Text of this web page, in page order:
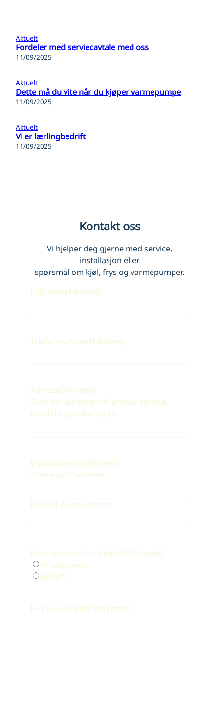
Aktuelt
Fordeler med serviecavtale med oss
11/09/2025
Aktuelt
Dette må du vite når du kjøper varmepumpe
11/09/2025
Aktuelt
Vi er lærlingbedrift
11/09/2025
Kontakt oss
Vi hjelper deg gjerne med service,
installasjon eller
spørsmål om kjøl, frys og varmepumper.
Fullt navn(Påkrevd)
Telefonnummer(Påkrevd)
Adresse(Påkrevd)
Skriv inn adressen du ønsker service,
montering, befaring etc
E-postadresse(Påkrevd)
Skriv e-postadresse
Bekreft e-postadresse
Privatperson eller bedrift?(Påkrevd)
Privatperson
Bedrift
Hva kan vi hjelpe deg med?